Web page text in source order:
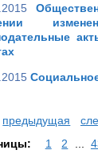
предыдущая
1 2